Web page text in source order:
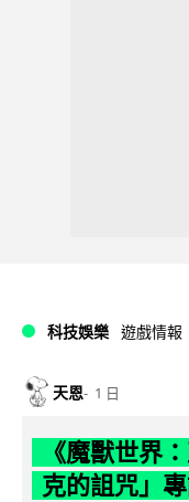
科技娛樂 遊戲情報
天恩 1 日
《魔獸世界
克的詛咒」